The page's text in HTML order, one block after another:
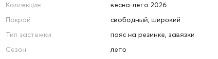
Коллекция
весна-лето 2026
Покрой
свободный, широкий
Тип застежки
пояс на резинке, завязки
Сезон
лето